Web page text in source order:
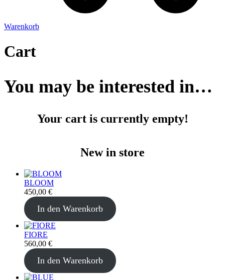
Warenkorb
Cart
You may be interested in…
Your cart is currently empty!
New in store
BLOOM
450,00 €
In den Warenkorb
FIORE
560,00 €
In den Warenkorb